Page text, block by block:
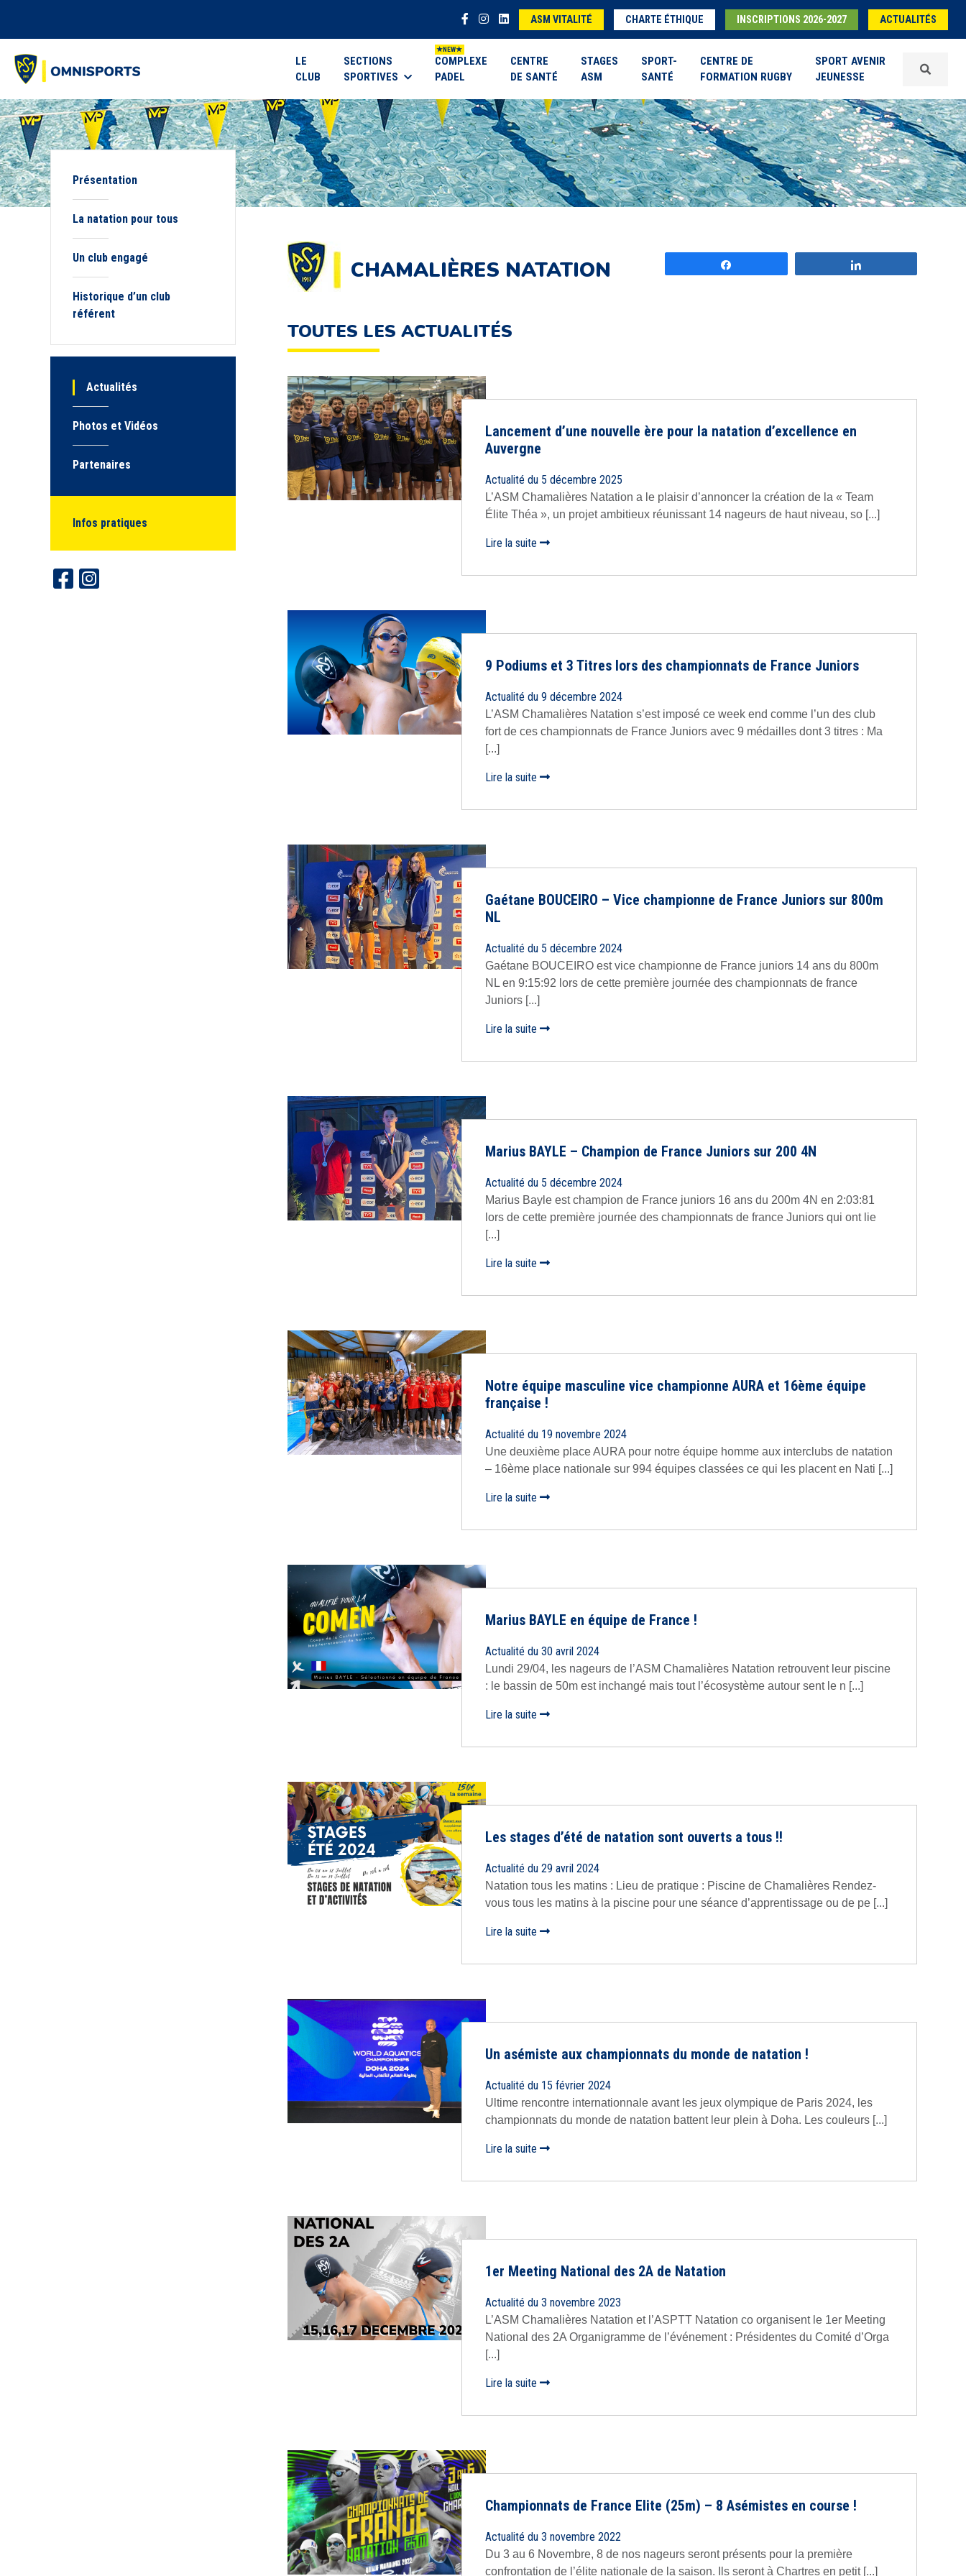
ASM VITALITÉ CHARTE ÉTHIQUE INSCRIPTIONS 2026-2027 ACTUALITÉS
LE
CLUB
SECTIONS
SPORTIVES
COMPLEXE
PADEL
CENTRE
DE SANTÉ
STAGES
ASM
SPORT-
SANTÉ
CENTRE DE
FORMATION RUGBY
SPORT AVENIR
JEUNESSE
Présentation
La natation pour tous
Un club engagé
Historique d’un club
référent
Actualités
Photos et Vidéos
Partenaires
Infos pratiques
CHAMALIÈRES NATATION
TOUTES LES ACTUALITÉS
Lancement d’une nouvelle ère pour la natation d’excellence en
Auvergne
Actualité du 5 décembre 2025
L’ASM Chamalières Natation a le plaisir d’annoncer la création de la « Team
Élite Théa », un projet ambitieux réunissant 14 nageurs de haut niveau, so [...]
Lire la suite
9 Podiums et 3 Titres lors des championnats de France Juniors
Actualité du 9 décembre 2024
L’ASM Chamalières Natation s’est imposé ce week end comme l’un des club
fort de ces championnats de France Juniors avec 9 médailles dont 3 titres : Ma
[...]
Lire la suite
Gaétane BOUCEIRO – Vice championne de France Juniors sur 800m
NL
Actualité du 5 décembre 2024
Gaétane BOUCEIRO est vice championne de France juniors 14 ans du 800m
NL en 9:15:92 lors de cette première journée des championnats de france
Juniors [...]
Lire la suite
Marius BAYLE – Champion de France Juniors sur 200 4N
Actualité du 5 décembre 2024
Marius Bayle est champion de France juniors 16 ans du 200m 4N en 2:03:81
lors de cette première journée des championnats de france Juniors qui ont lie
[...]
Lire la suite
Notre équipe masculine vice championne AURA et 16ème équipe
française !
Actualité du 19 novembre 2024
Une deuxième place AURA pour notre équipe homme aux interclubs de natation
– 16ème place nationale sur 994 équipes classées ce qui les placent en Nati [...]
Lire la suite
Marius BAYLE en équipe de France !
Actualité du 30 avril 2024
Lundi 29/04, les nageurs de l’ASM Chamalières Natation retrouvent leur piscine
: le bassin de 50m est inchangé mais tout l’écosystème autour sent le n [...]
Lire la suite
Les stages d’été de natation sont ouverts a tous !!
Actualité du 29 avril 2024
Natation tous les matins : Lieu de pratique : Piscine de Chamalières Rendez-
vous tous les matins à la piscine pour une séance d’apprentissage ou de pe [...]
Lire la suite
Un asémiste aux championnats du monde de natation !
Actualité du 15 février 2024
Ultime rencontre internationnale avant les jeux olympique de Paris 2024, les
championnats du monde de natation battent leur plein à Doha. Les couleurs [...]
Lire la suite
1er Meeting National des 2A de Natation
Actualité du 3 novembre 2023
L’ASM Chamalières Natation et l’ASPTT Natation co organisent le 1er Meeting
National des 2A Organigramme de l’événement : Présidentes du Comité d’Orga
[...]
Lire la suite
Championnats de France Elite (25m) – 8 Asémistes en course !
Actualité du 3 novembre 2022
Du 3 au 6 Novembre, 8 de nos nageurs seront présents pour la première
confrontation de l’élite nationale de la saison. Ils seront à Chartres en petit [...]